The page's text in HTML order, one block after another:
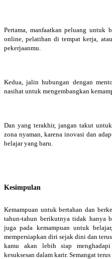
Pertama, manfaatkan peluang untuk
online, pelatihan di tempat kerja,
pekerjaanmu.
Kedua, jalin hubungan dengan
nasihat untuk mengembangkan
Dan yang terakhir, jangan takut
zona nyaman, karena inovasi dan
belajar yang baru.
Kesimpulan
Kemampuan untuk bertahan dan
tahun-tahun berikutnya tidak hanya
juga pada kemampuan untuk
mempersiapkan diri sejak dini dan
kamu akan lebih siap
kesuksesan dalam karir. Semangat